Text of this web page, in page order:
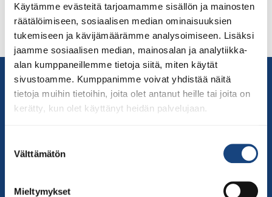
Käytämme evästeitä tarjoamamme sisällön ja mainosten
räätälöimiseen, sosiaalisen median ominaisuuksien
tukemiseen ja kävijämäärämme analysoimiseen. Lisäksi
jaamme sosiaalisen median, mainosalan ja analytiikka-
alan kumppaneillemme tietoja siitä, miten käytät
sivustoamme. Kumppanimme voivat yhdistää näitä
tietoja muihin tietoihin, joita olet antanut heille tai joita on
kerätty, kun olet käyttänyt heidän palvelujaan.
valinta
Välttämätön
Mieltymykset
mestaruus merkitsee sitä, että se työ, mitä oon tehnyt
näkyi äsken, että jotain asioita on tehty oikein. Kyllä EM-
voitto merkitsee aika paljon. Saa […]
Yhteystiedot
Suomen Judoliitto
Olympiastadion